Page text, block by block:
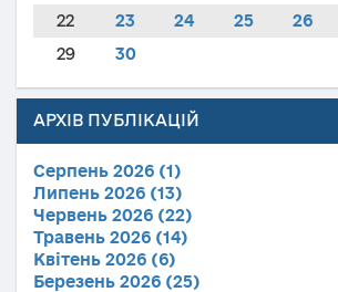
22
23 24 25 26
29
30
АРХІВ ПУБЛІКАЦІЙ
Серпень 2026 (1)
Липень 2026 (13)
Червень 2026 (22)
Травень 2026 (14)
Квітень 2026 (6)
Березень 2026 (25)